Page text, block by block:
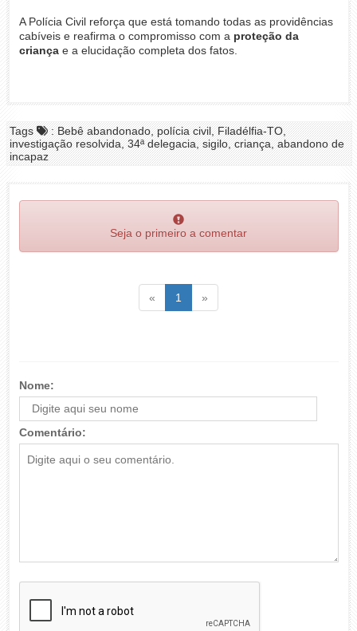
A Polícia Civil reforça que está tomando todas as providências
cabíveis e reafirma o compromisso com a proteção da
criançae a elucidação completa dos fatos.
Tags
: Bebê abandonado, polícia civil, Filadélfia-TO,
investigação resolvida, 34ª delegacia, sigilo, criança, abandono de
incapaz
Seja o primeiro a comentar
« Voltar1 (atual)
»
Nome:
Comentário: